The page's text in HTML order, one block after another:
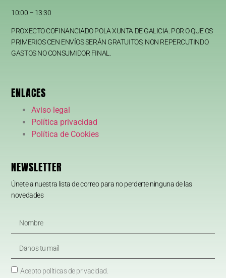
10:00 – 13:30
PROXECTO COFINANCIADO POLA XUNTA DE GALICIA. POR O QUE OS
PRIMERIOS CEN ENVÍOS SERÁN GRATUITOS, NON REPERCUTINDO
GASTOS NO CONSUMIDOR FINAL.
ENLACES
Aviso legal
Política privacidad
Política de Cookies
NEWSLETTER
Únete a nuestra lista de correo para no perderte ninguna de las
novedades
Acepto políticas de privacidad.